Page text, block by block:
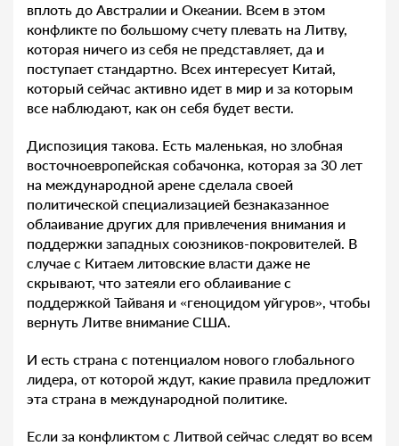
вплоть до Австралии и Океании. Всем в этом
конфликте по большому счету плевать на Литву,
которая ничего из себя не представляет, да и
поступает стандартно. Всех интересует Китай,
который сейчас активно идет в мир и за которым
все наблюдают, как он себя будет вести.
Диспозиция такова. Есть маленькая, но злобная
восточноевропейская собачонка, которая за 30 лет
на международной арене сделала своей
политической специализацией безнаказанное
облаивание других для привлечения внимания и
поддержки западных союзников-покровителей. В
случае с Китаем литовские власти даже не
скрывают, что затеяли его облаивание с
поддержкой Тайваня и «геноцидом уйгуров», чтобы
вернуть Литве внимание США.
И есть страна с потенциалом нового глобального
лидера, от которой ждут, какие правила предложит
эта страна в международной политике.
Если за конфликтом с Литвой сейчас следят во всем